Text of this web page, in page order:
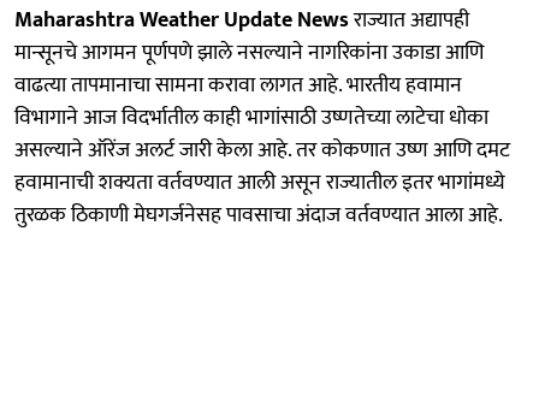
Maharashtra Weather Update Newsराज्यात अद्यापही
मान्सूनचे आगमन पूर्णपणे झाले नसल्याने नागरिकांना उकाडा आणि
वाढत्या तापमानाचा सामना करावा लागत आहे. भारतीय हवामान
विभागाने आज विदर्भातील काही भागांसाठी उष्णतेच्या लाटेचा धोका
असल्याने ऑरेंज अलर्ट जारी केला आहे. तर कोकणात उष्ण आणि दमट
हवामानाची शक्यता वर्तवण्यात आली असून राज्यातील इतर भागांमध्ये
तुरळक ठिकाणी मेघगर्जनेसह पावसाचा अंदाज वर्तवण्यात आला आहे.